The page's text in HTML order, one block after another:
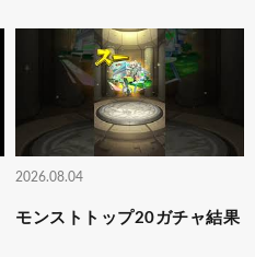
2026.08.04
モンストトップ20ガチャ結果